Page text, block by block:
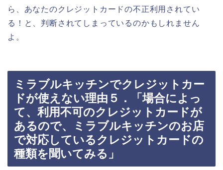
ら、あなたのクレジットカードの不正利用されてい
る！と、判断されてしまっているのかもしれません
よ。
ミラブルキッチンでクレジットカー
ドが使えない理由５．「場合によっ
て、利用不可のクレジットカードが
あるので、ミラブルキッチンのお店
で対応しているクレジットカードの
種類を聞いてみる」